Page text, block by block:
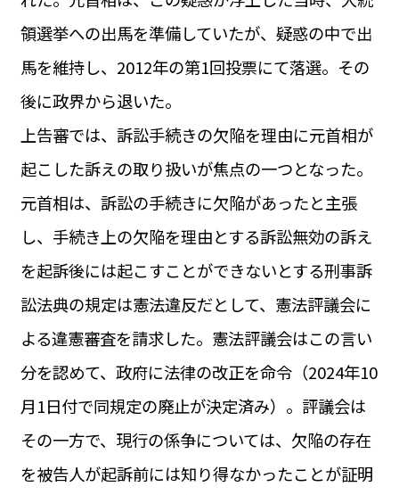
領選挙への出馬を準備していたが、疑惑の中で出
馬を維持し、2012年の第1回投票にて落選。その
後に政界から退いた。
上告審では、訴訟手続きの欠陥を理由に元首相が
起こした訴えの取り扱いが焦点の一つとなった。
元首相は、訴訟の手続きに欠陥があったと主張
し、手続き上の欠陥を理由とする訴訟無効の訴え
を起訴後には起こすことができないとする刑事訴
訟法典の規定は憲法違反だとして、憲法評議会に
よる違憲審査を請求した。憲法評議会はこの言い
分を認めて、政府に法律の改正を命令（2024年10
月1日付で同規定の廃止が決定済み）。評議会は
その一方で、現行の係争については、欠陥の存在
を被告人が起訴前には知り得なかったことが証明